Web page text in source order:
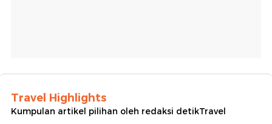
Travel Highlights
Kumpulan artikel pilihan oleh redaksi detikTravel